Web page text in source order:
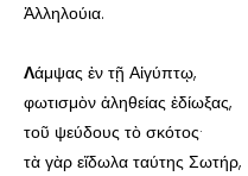
Ἀλληλούια.
Λάμψας ἐν τῇ Αἰγύπτῳ,
φωτισμὸν ἀληθείας ἐδίωξας,
τοῦ ψεύδους τὸ σκότος·
τὰ γὰρ εἴδωλα ταύτης Σωτήρ,